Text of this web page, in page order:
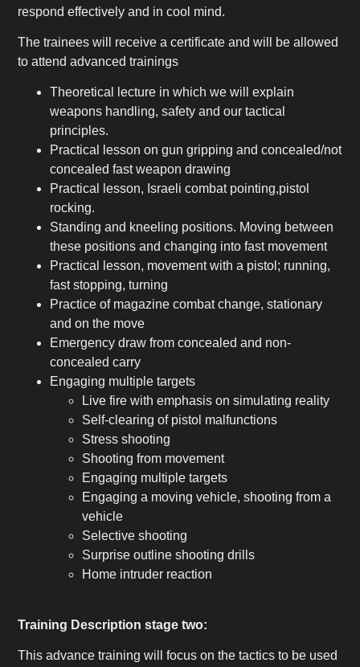
respond effectively and in cool mind.
The trainees will receive a certificate and will be allowed
to attend advanced trainings
Theoretical lecture in which we will explain
weapons handling, safety and our tactical
principles.
Practical lesson on gun gripping and concealed/not
concealed fast weapon drawing
Practical lesson, Israeli combat pointing,pistol
rocking.
Standing and kneeling positions. Moving between
these positions and changing into fast movement
Practical lesson, movement with a pistol; running,
fast stopping, turning
Practice of magazine combat change, stationary
and on the move
Emergency draw from concealed and non-
concealed carry
Engaging multiple targets
Live fire with emphasis on simulating reality
Self-clearing of pistol malfunctions
Stress shooting
Shooting from movement
Engaging multiple targets
Engaging a moving vehicle, shooting from a
vehicle
Selective shooting
Surprise outline shooting drills
Home intruder reaction
Training Description stage two:
This advance training will focus on the tactics to be used